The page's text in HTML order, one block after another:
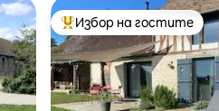
Най-популярен избор
Избор на гостите